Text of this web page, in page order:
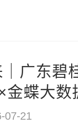
广东碧
金蝶大
举行
07-21